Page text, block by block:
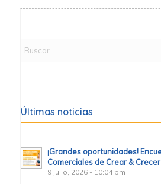
Últimas noticias
¡Grandes oportunidades!
Comerciales de Crear & Crecer
9 julio, 2026 - 10:04 pm